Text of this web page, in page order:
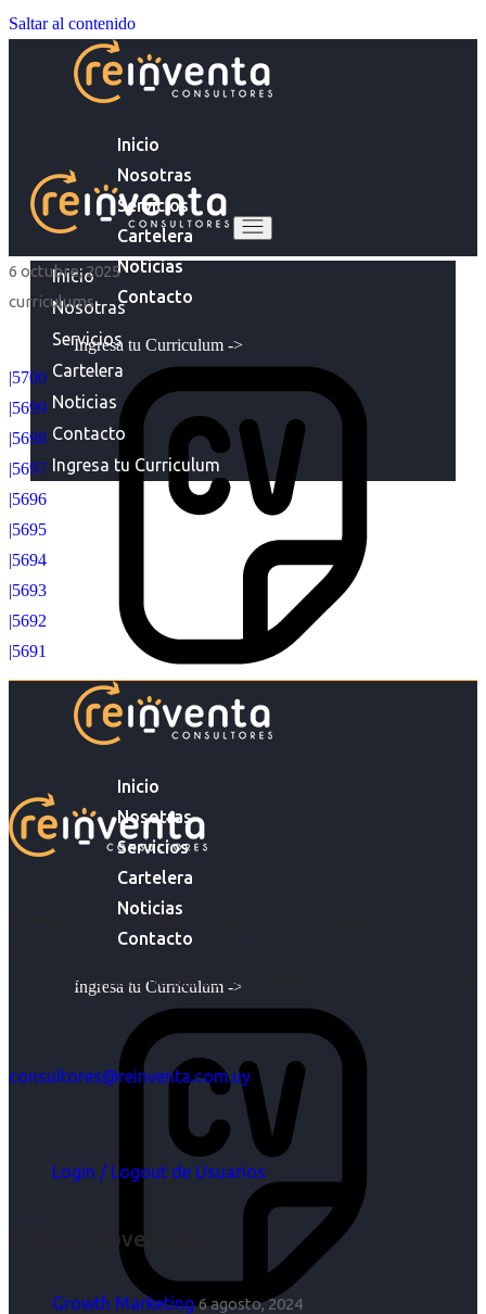
Saltar al contenido
Inicio
Nosotras
Servicios
Cartelera
Noticias
Contacto
Ingresa tu Curriculum ->
Inicio
Nosotras
Servicios
Cartelera
Noticias
Contacto
Ingresa tu Curriculum ->
Inicio
Nosotras
Servicios
Cartelera
Noticias
Contacto
Ingresa tu Curriculum
6 octubre, 2025
curriculums
|5700
|5699
|5698
|5697
|5696
|5695
|5694
|5693
|5692
|5691
Acompañar a empresas en su gestión de capital humano y
acompañar a personas en la búsqueda y encuentro de sus
objetivos es para nosotros un trabajo, pero antes un placer.
consultores@reinventa.com.uy
Login / Logout de Usuarios
Últimas Novedades
Growth Marketing 6 agosto, 2024